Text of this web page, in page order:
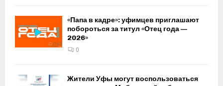
«Папа в кадре»: уфимцев приглашают
побороться за титул «Отец года —
2026»
0
Жители Уфы могут воспользоваться